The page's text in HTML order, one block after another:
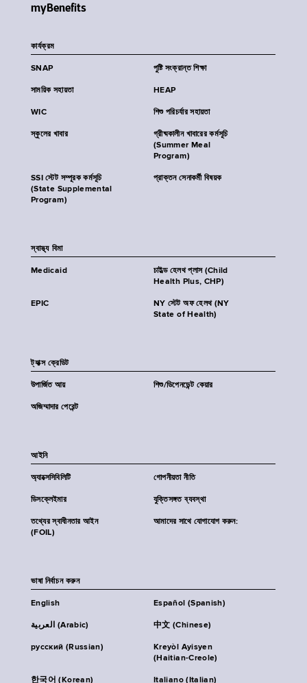
myBenefits
কার্যক্রম
SNAP পুষ্টি সংক্রান্ত শিক্ষা
সাময়িক সহায়তা HEAP
WIC শিশু পরিচর্যার সহায়তা
স্কুলের খাবার
গ্রীষ্মকালীন খাবারের কর্মসূচি
(Summer Meal
Program)
SSI স্টেট সম্পূরক কর্মসূচি
(State Supplemental
Program)
প্রাক্তন সেনাকর্মী বিষয়ক
স্বাস্থ্য বিমা
Medicaid
চাইল্ড হেলথ প্লাস (Child
Health Plus, CHP)
EPIC
NY স্টেট অফ হেলথ (NY
State of Health)
ট্যাক্স ক্রেডিট
উপার্জিত আয় শিশু/ডিপেনডেন্ট কেয়ার
অজিম্মাদার পেরেন্ট
আইনি
অ্যাক্সেসিবিলিটি গোপনীয়তা নীতি
ডিসক্লেইমার যুক্তিসঙ্গত ব্যবস্থা
তথ্যের স্বাধীনতার আইন
(FOIL)
আমাদের সাথে যোগাযোগ করুন:
ভাষা নির্বাচন করুন
English Español (Spanish)
العربية (Arabic) 中文 (Chinese)
русский (Russian)
Kreyòl Ayisyen
(Haitian-Creole)
한국어 (Korean) Italiano (Italian)